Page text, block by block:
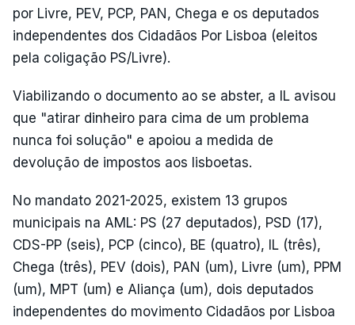
por Livre, PEV, PCP, PAN, Chega e os deputados
independentes dos Cidadãos Por Lisboa (eleitos
pela coligação PS/Livre).
Viabilizando o documento ao se abster, a IL avisou
que "atirar dinheiro para cima de um problema
nunca foi solução" e apoiou a medida de
devolução de impostos aos lisboetas.
No mandato 2021-2025, existem 13 grupos
municipais na AML: PS (27 deputados), PSD (17),
CDS-PP (seis), PCP (cinco), BE (quatro), IL (três),
Chega (três), PEV (dois), PAN (um), Livre (um), PPM
(um), MPT (um) e Aliança (um), dois deputados
independentes do movimento Cidadãos por Lisboa